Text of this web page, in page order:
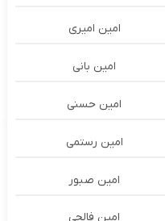
امین امیری
امین بانی
امین حسنی
امین رستمی
امین صبور
امین فالجی